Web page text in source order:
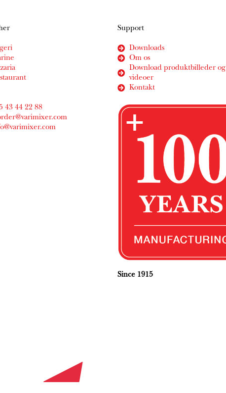
Support
Downloads
Om os
Download produktbilleder og
videoer
Kontakt
43 44 22 88
Since 1915